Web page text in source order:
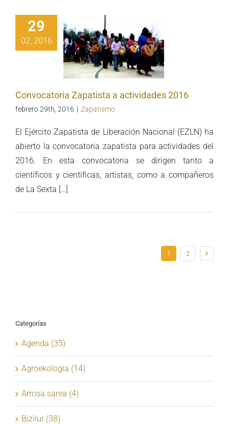
29
02, 2016
Convocatoria Zapatista a actividades 2016
febrero 29th, 2016 | Zapatismo
El Ejército Zapatista de Liberación Nacional (EZLN) ha
abierto la convocatoria zapatista para actividades del
2016. En esta convocatoria se dirigen tanto a
científicos y científicas, artistas, como a compañeros
de La Sexta […]
1 2
Categorías
Agenda (35)
Agroekologia (14)
Arrosa sarea (4)
Bizilur (38)